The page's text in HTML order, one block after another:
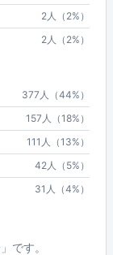
2人（2%）
2人（2%）
377人（44%）
157人（18%）
111人（13%）
42人（5%）
31人（4%）
です。